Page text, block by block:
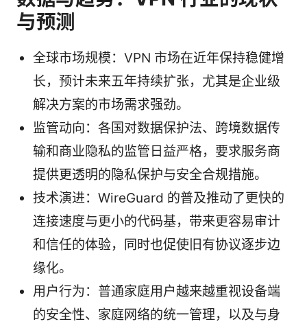
与预测
全球市场规模：VPN 市场在近年保持稳健增
长，预计未来五年持续扩张，尤其是企业级
解决方案的市场需求强劲。
监管动向：各国对数据保护法、跨境数据传
输和商业隐私的监管日益严格，要求服务商
提供更透明的隐私保护与安全合规措施。
技术演进：WireGuard 的普及推动了更快的
连接速度与更小的代码基，带来更容易审计
和信任的体验，同时也促使旧有协议逐步边
缘化。
用户行为：普通家庭用户越来越重视设备端
的安全性、家庭网络的统一管理，以及与身